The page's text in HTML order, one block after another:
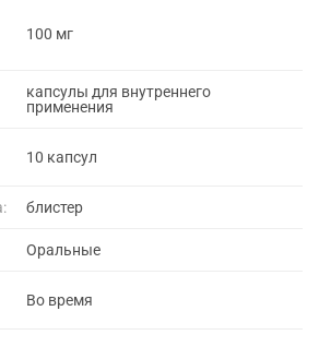
100 мг
капсулы для внутреннего
применения
10 капсул
блистер
Оральные
Во время